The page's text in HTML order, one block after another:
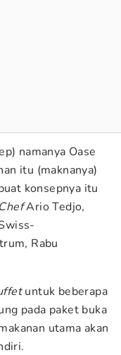
namanya Oase
itu (maknanya)
konsepnya itu
ChefArio Tedjo,
Rabu
untuk beberapa
pada paket buka
utama akan